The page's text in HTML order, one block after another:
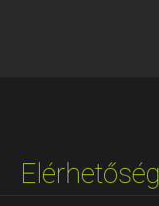
Elérhetőség